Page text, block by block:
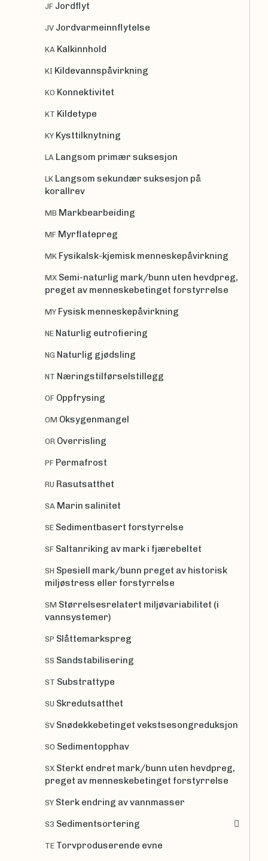
JF Jordflyt
JV Jordvarmeinnflytelse
KA Kalkinnhold
KI Kildevannspåvirkning
KO Konnektivitet
KT Kildetype
KY Kysttilknytning
LA Langsom primær suksesjon
LK Langsom sekundær suksesjon på
korallrev
MB Markbearbeiding
MF Myrflatepreg
MK Fysikalsk-kjemisk menneskepåvirkning
MX Semi-naturlig mark/bunn uten hevdpreg,
preget av menneskebetinget forstyrrelse
MY Fysisk menneskepåvirkning
NE Naturlig eutrofiering
NG Naturlig gjødsling
NT Næringstilførselstillegg
OF Oppfrysing
OM Oksygenmangel
OR Overrisling
PF Permafrost
RU Rasutsatthet
SA Marin salinitet
SE Sedimentbasert forstyrrelse
SF Saltanriking av mark i fjærebeltet
SH Spesiell mark/bunn preget av historisk
miljøstress eller forstyrrelse
SM Størrelsesrelatert miljøvariabilitet (i
vannsystemer)
SP Slåttemarkspreg
SS Sandstabilisering
ST Substrattype
SU Skredutsatthet
SV Snødekkebetinget vekstsesongreduksjon
SO Sedimentopphav
SX Sterkt endret mark/bunn uten hevdpreg,
preget av menneskebetinget forstyrrelse
SY Sterk endring av vannmasser
S3 Sedimentsortering
TE Torvproduserende evne